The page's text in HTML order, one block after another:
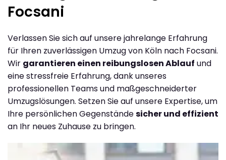
Focsani
Verlassen Sie sich auf unsere jahrelange Erfahrung
für Ihren zuverlässigen Umzug von Köln nach Focsani.
Wir garantieren einen reibungslosen Ablauf und
eine stressfreie Erfahrung, dank unseres
professionellen Teams und maßgeschneiderter
Umzugslösungen. Setzen Sie auf unsere Expertise, um
Ihre persönlichen Gegenständesicher und effizient
an Ihr neues Zuhause zu bringen.